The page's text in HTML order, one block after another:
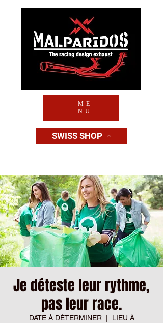
ME
NU
SWISS SHOP
Je déteste leur rythme,
pas leur race.
DATE À DÉTERMINER
  |
LIEU À